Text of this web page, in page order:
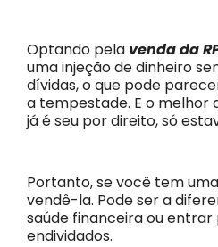
Optando pela venda da
uma injeção de dinheiro
dívidas, o que pode
a tempestade. E o melhor
já é seu por direito, só
Portanto, se você tem
vendê-la. Pode ser a
saúde financeira ou entrar
endividados.